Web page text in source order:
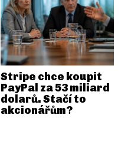
Stripe chce koupit
PayPal za 53 miliard
dolarů. Stačí to
akcionářům?